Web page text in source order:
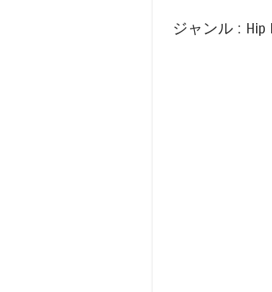
ジャンル : Hip